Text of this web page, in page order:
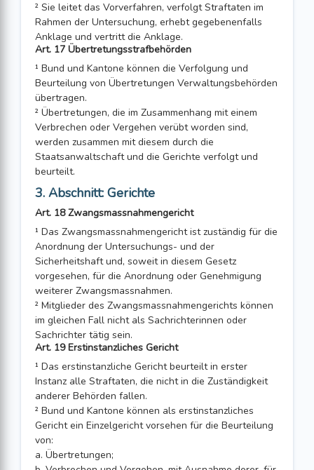
² Sie leitet das Vorverfahren, verfolgt Straftaten im
Rahmen der Untersuchung, erhebt gegebenenfalls
Anklage und vertritt die Anklage.
Art. 17 Übertretungsstrafbehörden
¹ Bund und Kantone können die Verfolgung und
Beurteilung von Übertretungen Verwaltungsbehörden
übertragen.
² Übertretungen, die im Zusammenhang mit einem
Verbrechen oder Vergehen verübt worden sind,
werden zusammen mit diesem durch die
Staatsanwaltschaft und die Gerichte verfolgt und
beurteilt.
3. Abschnitt: Gerichte
Art. 18 Zwangsmassnahmengericht
¹ Das Zwangsmassnahmengericht ist zuständig für die
Anordnung der Untersuchungs- und der
Sicherheitshaft und, soweit in diesem Gesetz
vorgesehen, für die Anordnung oder Genehmigung
weiterer Zwangsmassnahmen.
² Mitglieder des Zwangsmassnahmengerichts können
im gleichen Fall nicht als Sachrichterinnen oder
Sachrichter tätig sein.
Art. 19 Erstinstanzliches Gericht
¹ Das erstinstanzliche Gericht beurteilt in erster
Instanz alle Straftaten, die nicht in die Zuständigkeit
anderer Behörden fallen.
² Bund und Kantone können als erstinstanzliches
Gericht ein Einzelgericht vorsehen für die Beurteilung
von:
a. Übertretungen;